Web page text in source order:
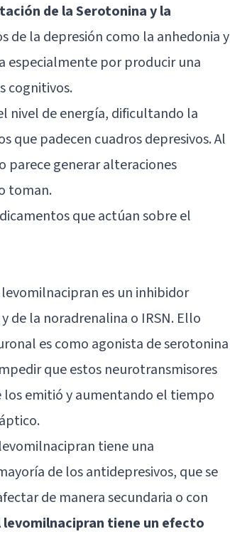
de la Serotonina y la
de la depresión como la anhedoniay
especialmente por producir una
cognitivos.
nivel de energía, dificultando la
que padecen cuadros depresivos. Al
parece generar alteraciones
toman.
que actúan sobre el
es un inhibidor
de la noradrenalina o IRSN. Ello
es como agonista deserotonina
que estos neurotransmisores
emitió y aumentando el tiempo
tiene una
de los antidepresivos, que se
de manera secundaria o con
levomilnacipran tiene un efecto